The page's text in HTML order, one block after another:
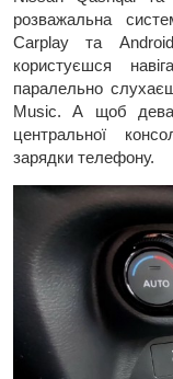
розважальна
Carplay та
користуєшся
паралельно
Music. А щоб
центральної
зарядки телефону.